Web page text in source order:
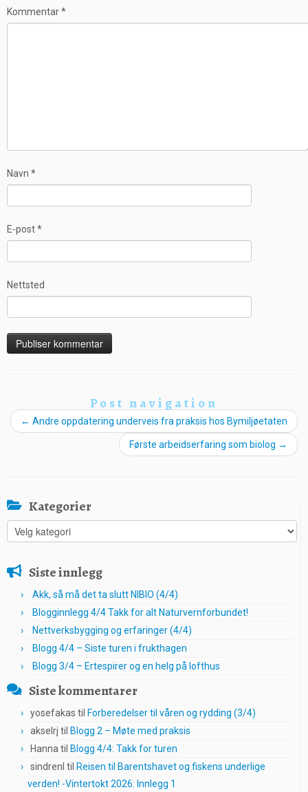
Kommentar*
Navn *
E-post*
Nettsted
Post navigation
← Andre oppdatering underveis fra praksis hos Bymiljøetaten
Første arbeidserfaring som biolog →
Kategorier
Kategorier
Siste innlegg
Akk, så må det ta slutt NIBIO (4/4)
Blogginnlegg 4/4 Takk for alt Naturvernforbundet!
Nettverksbygging og erfaringer (4/4)
Blogg 4/4 – Siste turen i frukthagen
Blogg 3/4 – Ertespirer og en helg på lofthus
Siste kommentarer
yosefakas til Forberedelser til våren og rydding (3/4)
akselrj til Blogg 2 – Møte med praksis
Hanna til Blogg 4/4: Takk for turen
sindrenl til Reisen til Barentshavet og fiskens underlige
verden! -Vintertokt 2026: Innlegg 1